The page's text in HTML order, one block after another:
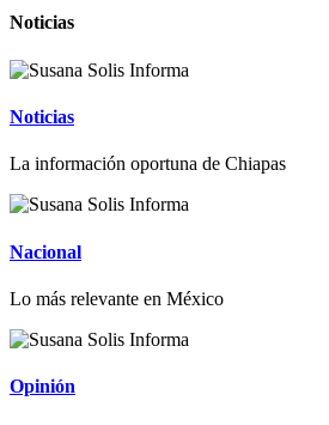
Noticias
Noticias
La información oportuna de Chiapas
Nacional
Lo más relevante en México
Opinión